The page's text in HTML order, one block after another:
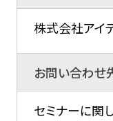
株式会社アイ
お問い合わせ
セミナーに関